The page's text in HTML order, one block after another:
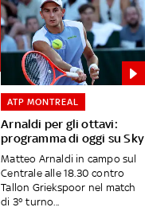
Arnaldi per gli ottavi:
programma di oggi su Sky
ATP MONTREAL
Matteo Arnaldi in campo sul
Centrale alle 18.30 contro
Tallon Griekspoor nel match
di 3° turno...